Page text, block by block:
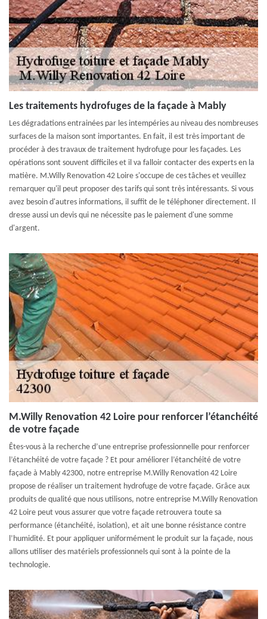
Les traitements hydrofuges de la façade à Mably
Les dégradations entrainées par les intempéries au niveau des nombreuses
surfaces de la maison sont importantes. En fait, il est très important de
procéder à des travaux de traitement hydrofuge pour les façades. Les
opérations sont souvent difficiles et il va falloir contacter des experts en la
matière. M.Willy Renovation 42 Loire s'occupe de ces tâches et veuillez
remarquer qu'il peut proposer des tarifs qui sont très intéressants. Si vous
avez besoin d'autres informations, il suffit de le téléphoner directement. Il
dresse aussi un devis qui ne nécessite pas le paiement d'une somme
d'argent.
M.Willy Renovation 42 Loire pour renforcer l’étanchéité
de votre façade
Êtes-vous à la recherche d’une entreprise professionnelle pour renforcer
l’étanchéité de votre façade ? Et pour améliorer l’étanchéité de votre
façade à Mably 42300, notre entreprise M.Willy Renovation 42 Loire
propose de réaliser un traitement hydrofuge de votre façade. Grâce aux
produits de qualité que nous utilisons, notre entreprise M.Willy Renovation
42 Loire peut vous assurer que votre façade retrouvera toute sa
performance (étanchéité, isolation), et ait une bonne résistance contre
l’humidité. Et pour appliquer uniformément le produit sur la façade, nous
allons utiliser des matériels professionnels qui sont à la pointe de la
technologie.